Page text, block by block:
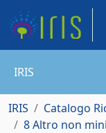
IRIS
IRIS
Catalogo
8 Altro non